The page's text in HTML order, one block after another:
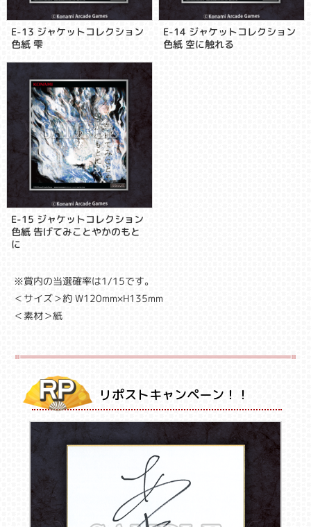
E-13 ジャケットコレクション
色紙 雫
E-14 ジャケットコレクション
色紙 空に触れる
E-15 ジャケットコレクション
色紙 告げてみことやかのもと
に
※賞内の当選確率は1/15です。
＜サイズ＞約 W120mm×H135mm
＜素材＞紙
リポストキャンペーン！！